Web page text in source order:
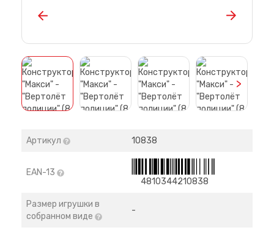
>
Артикул 10838
EAN-13
4810344210838
Размер игрушки в
собранном виде
-